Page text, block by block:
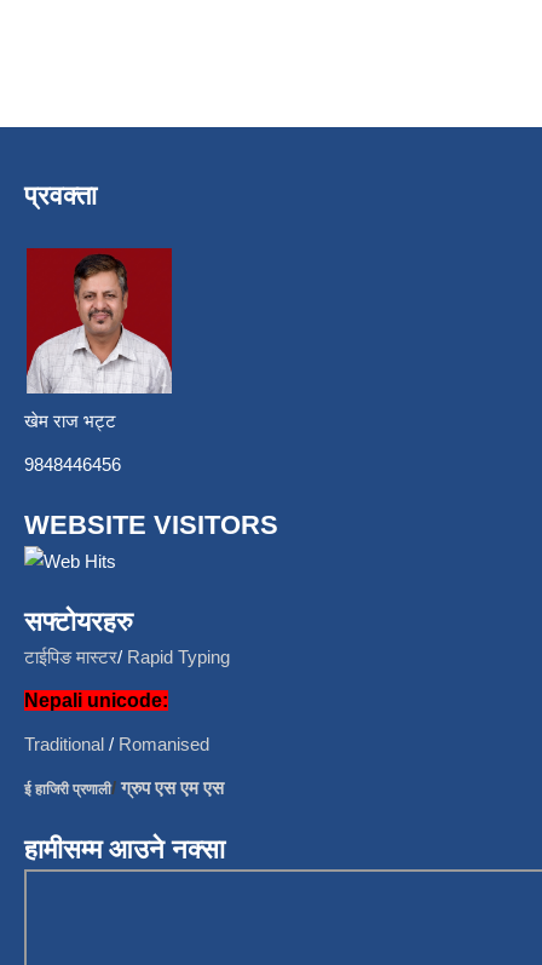
प्रवक्ता
खेम राज भट्ट
9848446456
WEBSITE VISITORS
सफ्टोयरहरु
टाईपिङ मास्टर/ Rapid Typing
Nepali unicode:
Traditional / Romanised
ई हाजिरी प्रणाली/ग्रुप एस एम एस
हामीसम्म आउने नक्सा